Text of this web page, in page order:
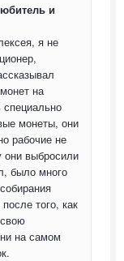
и
я не
на
монеты, они
рабочие не
они выбросили
было много
того, как
на самом